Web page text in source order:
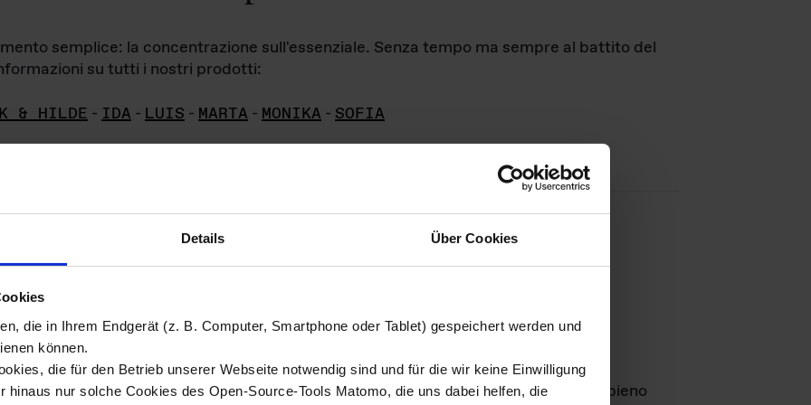
Details Über Cookies
die in Ihrem Endgerät (z. B. Computer, Smartphone oder Tablet) gespeichert werden und
können.
die für den Betrieb unserer Webseite notwendig sind und für die wir keine Einwilligung
hinaus nur solche Cookies des Open-Source-Tools Matomo, die uns dabei helfen, die
semplice: la concentrazione sull'essenziale. Senza tempo ma sempre al battito del
su tutti i nostri prodotti:
& HILDE - IDA - LUIS - MARTA - MONIKA - SOFIA
di immagini
materiale fotografico sono detenuti daDas ganze LebenGmbH e rimangono in pieno